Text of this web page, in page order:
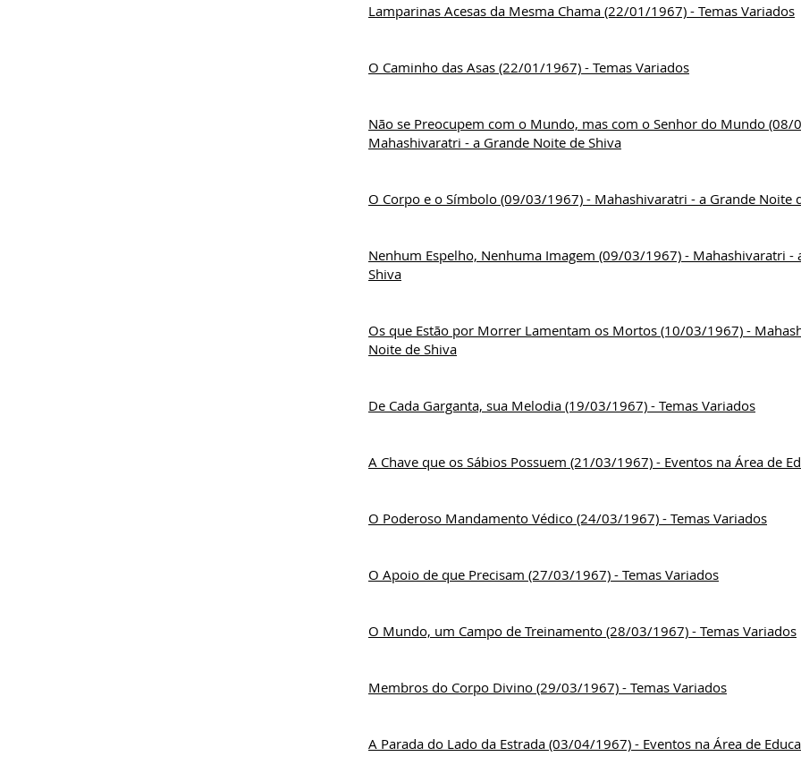
Lamparinas Acesas da Mesma Chama (22/01/1967) - Temas Variados
O Caminho das Asas (22/01/1967) - Temas Variados
Não se Preocupem com o Mundo, mas com o Senhor do Mundo (08/
Mahashivaratri - a Grande Noite de Shiva
O Corpo e o Símbolo (09/03/1967) - Mahashivaratri - a Grande Noite
Nenhum Espelho, Nenhuma Imagem (09/03/1967) - Mahashivaratri -
Shiva
Os que Estão por Morrer Lamentam os Mortos (10/03/1967) -
Noite de Shiva
De Cada Garganta, sua Melodia (19/03/1967) - Temas Variados
A Chave que os Sábios Possuem (21/03/1967) - Eventos na Área de
O Poderoso Mandamento Védico (24/03/1967) - Temas Variados
O Apoio de que Precisam (27/03/1967) - Temas Variados
O Mundo, um Campo de Treinamento (28/03/1967) - Temas Variados
Membros do Corpo Divino (29/03/1967) - Temas Variados
A Parada do Lado da Estrada (03/04/1967) - Eventos na Área de